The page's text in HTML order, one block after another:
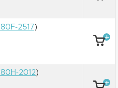
2517)
2012)